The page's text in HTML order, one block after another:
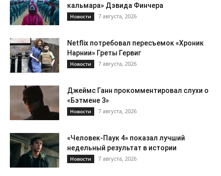
кальмара» Дэвида Финчера
Новости 7 августа, 2026
Netflix потребовал пересъемок «Хроник
Нарнии» Греты Гервиг
Новости 7 августа, 2026
Джеймс Ганн прокомментировал слухи о
«Бэтмене 3»
Новости 7 августа, 2026
«Человек-Паук 4» показал лучший
недельный результат в истории
Новости 7 августа, 2026